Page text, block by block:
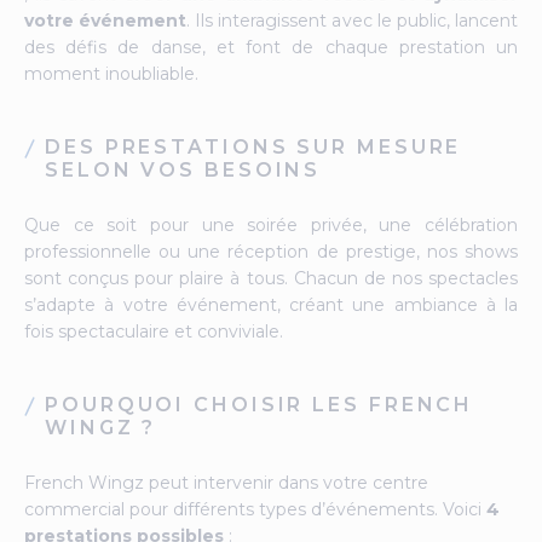
votre événement. Ils interagissent avec le public, lancent
des défis de danse, et font de chaque prestation un
moment inoubliable.
DES PRESTATIONS SUR MESURE
SELON VOS BESOINS
Que ce soit pour une soirée privée, une célébration
professionnelle ou une réception de prestige, nos shows
sont conçus pour plaire à tous. Chacun de nos spectacles
s’adapte à votre événement, créant une ambiance à la
fois spectaculaire et conviviale.
POURQUOI CHOISIR LES FRENCH
WINGZ ?
French Wingz peut intervenir dans votre centre
commercial pour différents types d’événements. Voici 4
prestations possibles :